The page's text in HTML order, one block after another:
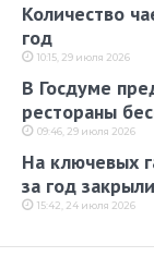
Количество
год
10:15, 29 июля 2026
В Госдуме
рестораны
09:46, 29 июля 2026
На ключевых
за год
15:42, 24 июля 2026